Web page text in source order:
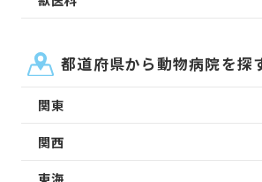
都道府県から動物病院を探
関東
関西
東海